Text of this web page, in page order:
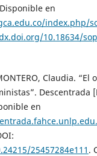
en
index.php/
10.18634/
Claudia. “El
Descentrada
en
25457284e111 .